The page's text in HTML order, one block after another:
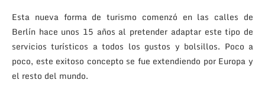
Esta nueva forma de turismo comenzó en las calles de
Berlín hace unos 15 años al pretender adaptar este tipo de
servicios turísticos a todos los gustos y bolsillos. Poco a
poco, este exitoso concepto se fue extendiendo por Europa y
el resto del mundo.